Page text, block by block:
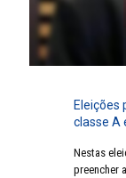
Eleições
classe A
Nestas
preencher